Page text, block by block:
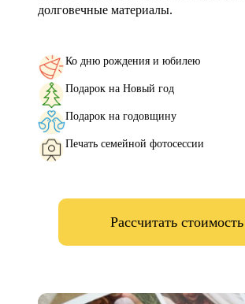
долговечные материалы.
Ко дню рождения и юбилею
Подарок на Новый год
Подарок на годовщину
Печать семейной фотосессии
Рассчитать стоимость